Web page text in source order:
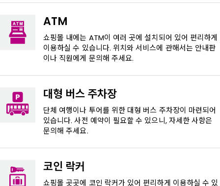
ATM
쇼핑몰 내에는 ATM이 여러 곳에 설치되어 있어 편리하게
이용하실 수 있습니다. 위치와 서비스에 관해서는 안내판
이나 직원에게 문의해 주세요.
대형 버스 주차장
단체 여행이나 투어를 위한 대형 버스 주차장이 마련되어
있습니다. 사전 예약이 필요할 수 있으니, 자세한 사항은
문의해 주세요.
코인 락커
쇼핑몰 곳곳에 코인 락커가 있어 편리하게 이용하실 수 있